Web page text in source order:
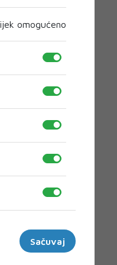
omogućeno
Sačuvaj